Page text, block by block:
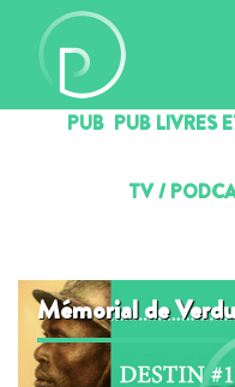
PUB PUB LIVRES
TV /
Mémorial de